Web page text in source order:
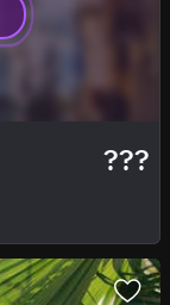
La Concha Resort, Puerto Rico, Autograph Collection.
???